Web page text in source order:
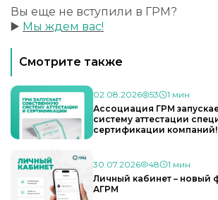
Вы еще не вступили в ГРМ?
▶️ Мы ждем вас!
Смотрите также
02.08.2026 53
1 мин
Ассоциация ГРМ
систему аттестации
сертификации компаний!
30.07.2026 48
1 мин
Личный кабинет – новый
АГРМ